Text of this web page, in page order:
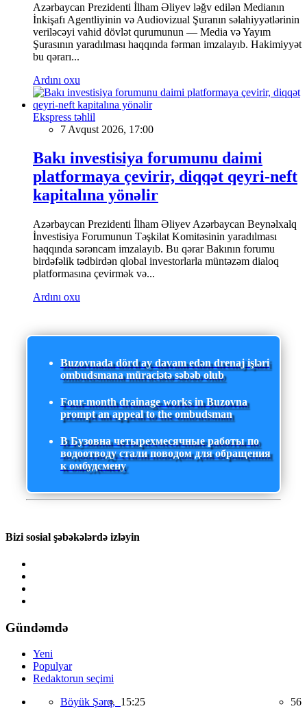
Azərbaycan Prezidenti İlham Əliyev ləğv edilən Medianın
İnkişafı Agentliyinin və Audiovizual Şuranın səlahiyyətlərinin
veriləcəyi vahid dövlət qurumunun — Media və Yayım
Şurasının yaradılması haqqında fərman imzalayıb. Hakimiyyət
bu qərarı...
Ardını oxu
Ekspress təhlil
7 Avqust 2026, 17:00
Bakı investisiya forumunu daimi
platformaya çevirir, diqqət qeyri-neft
kapitalına yönəlir
Azərbaycan Prezidenti İlham Əliyev Azərbaycan Beynəlxalq
İnvestisiya Forumunun Təşkilat Komitəsinin yaradılması
haqqında sərəncam imzalayıb. Bu qərar Bakının forumu
birdəfəlik tədbirdən qlobal investorlarla müntəzəm dialoq
platformasına çevirmək və...
Ardını oxu
Buzovnada dörd ay davam edən drenaj işləri
ombudsmana müraciətə səbəb olub
Four-month drainage works in Buzovna
prompt an appeal to the ombudsman
В Бузовна четырехмесячные работы по
водоотводу стали поводом для обращения
к омбудсмену
Bizi sosial şəbəkələrdə izləyin
Gündəmdə
Yeni
Populyar
Redaktorun seçimi
Böyük Şərq, 15:25 56